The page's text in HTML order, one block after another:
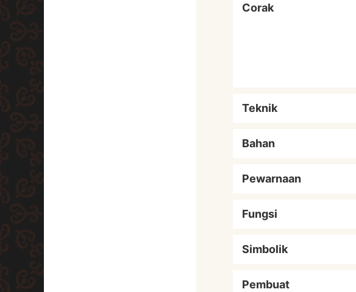
Corak
Teknik
Bahan
Pewarnaan
Fungsi
Simbolik
Pembuat